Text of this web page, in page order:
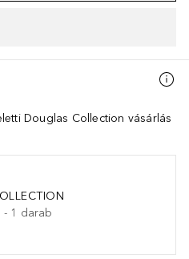
Douglas Collection vásárlás
- 1 darab